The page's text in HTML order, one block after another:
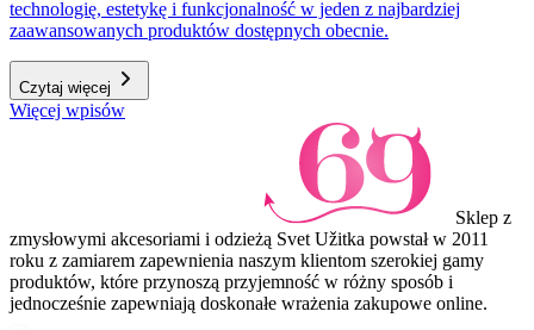
technologię, estetykę i funkcjonalność w jeden z najbardziej
zaawansowanych produktów dostępnych obecnie.
Czytaj więcej
Więcej wpisów
Sklep z
zmysłowymi akcesoriami i odzieżą Svet Užitka powstał w 2011
roku z zamiarem zapewnienia naszym klientom szerokiej gamy
produktów, które przynoszą przyjemność w różny sposób i
jednocześnie zapewniają doskonałe wrażenia zakupowe online.